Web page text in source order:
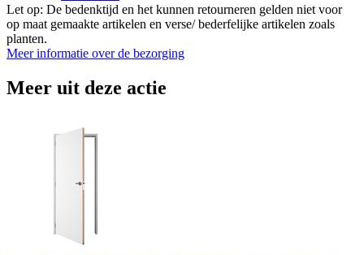
Let op: De bedenktijd en het kunnen retourneren gelden niet voor
op maat gemaakte artikelen en verse/ bederfelijke artikelen zoals
planten.
Meer informatie over de bezorging
Meer uit deze actie